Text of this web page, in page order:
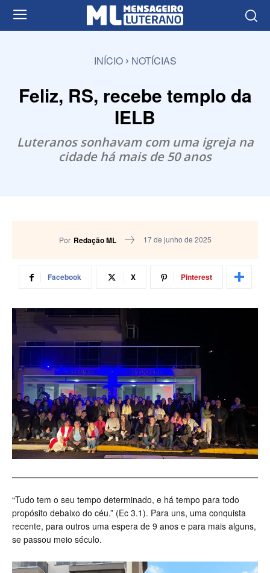
INÍCIO NOTÍCIAS
Feliz, RS, recebe templo da
IELB
Luteranos sonhavam com uma igreja na
cidade há mais de 50 anos
Por Redação ML 17 de junho de 2025
Facebook X Pinterest
“Tudo tem o seu tempo determinado, e há tempo para todo
propósito debaixo do céu.” (Ec 3.1). Para uns, uma conquista
recente, para outros uma espera de 9 anos e para mais alguns,
se passou meio século.